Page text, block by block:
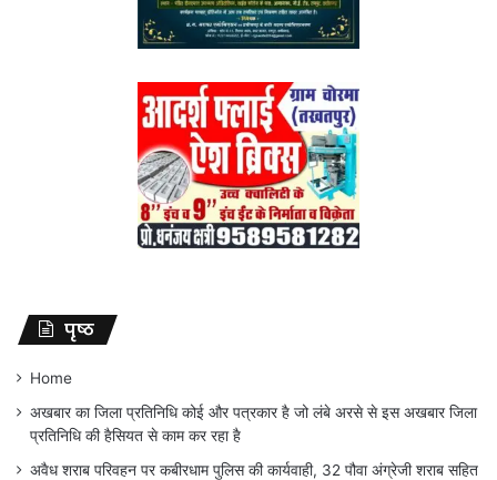
पृष्ठ
Home
अखबार का जिला प्रतिनिधि कोई और पत्रकार है जो लंबे अरसे से इस अखबार जिला
प्रतिनिधि की हैसियत से काम कर रहा है
अवैध शराब परिवहन पर कबीरधाम पुलिस की कार्यवाही, 32 पौवा अंग्रेजी शराब सहित